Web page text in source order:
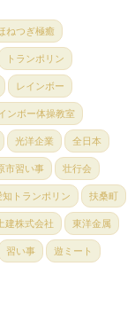
ねつぎ極癒
トランポリン
レインボー
ンボー体操教室
光洋企業 全日本
市習い事 壮行会
知トランポリン 扶桑町
建株式会社 東洋金属
習い事 遊ミート